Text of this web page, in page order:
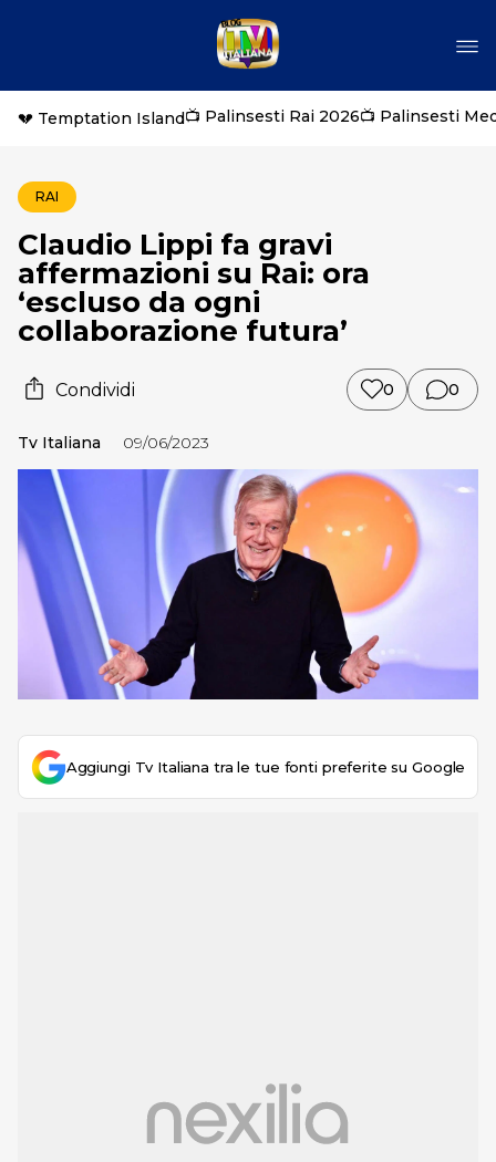
💔 Temptation Island📺 Palinsesti Rai 2026📺 Palinsesti
RAI
Claudio Lippi fa gravi
affermazioni su Rai: ora
‘escluso da ogni
collaborazione futura’
Condividi 0 0
Tv Italiana 09/06/2023
Aggiungi Tv Italiana tra le tue fonti preferite su Google